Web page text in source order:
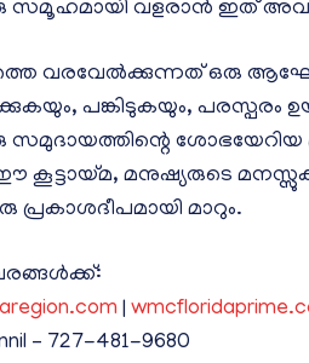
സമൂഹമായി വളരാൻ ഇത്
വരവേൽക്കുന്നത് ഒരു
പങ്കിടുകയും,
സമുദായത്തിന്റെ
ഈ കൂട്ടായ്മ, മനുഷ്യരുടെ
പ്രകാശദീപമായി മാറും.
|
– 727-481-9680